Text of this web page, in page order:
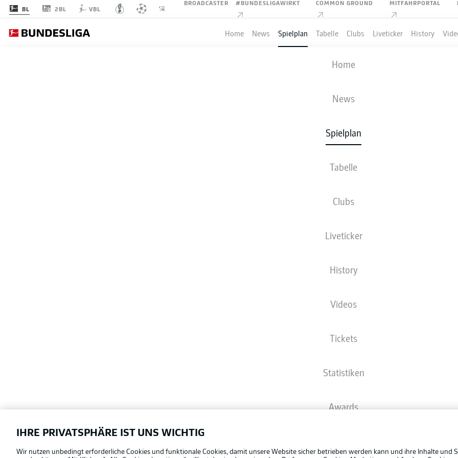
BL 2BL VBL
BROADCASTER #BUNDESLIGAWIRKT COMMON GROUND MITFAHRPORTAL
Home News Spielplan Tabelle Clubs Liveticker History
Home
News
Spielplan
Tabelle
Clubs
Liveticker
History
Videos
Tickets
Statistiken
Awards
HAMBURGER SV
AUFSTELLUNGEN
Die Startaufstellung wird 60 Minuten vor Anpfiff veröffentlicht.
Football as it's meant to be
IHRE PRIVATSPHÄRE IST UNS WICHTIG
Wir nutzen unbedingt erforderliche Cookies und funktionale Cookies, damit unsere Website sicher betrieben werden kann und ihre Inhalte und